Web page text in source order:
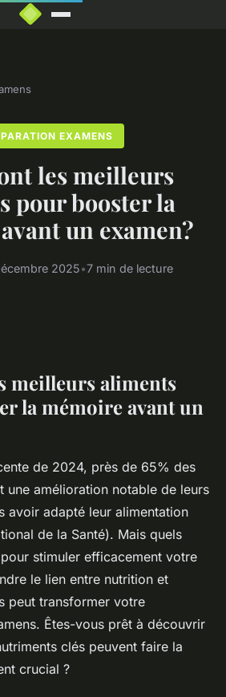
EXAMENS
les meilleurs
pour booster la
un examen?
2025•7 min de lecture
meilleurs aliments
la mémoire avant un
de 2024, près de 65% des
une amélioration notable de leurs
avoir adapté leur alimentation
de la Santé). Mais quels
stimuler efficacement votre
le lien entre nutrition et
peut transformer votre
Êtes-vous prêt à découvrir
clés peuvent faire la
crucial ?